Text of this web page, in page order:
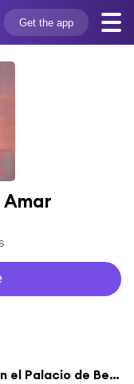
Get the app
Amar
Yo No Nací para Amar (En el Palacio de Bellas Artes)